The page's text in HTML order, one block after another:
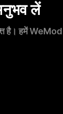
लें
हमें WeMod